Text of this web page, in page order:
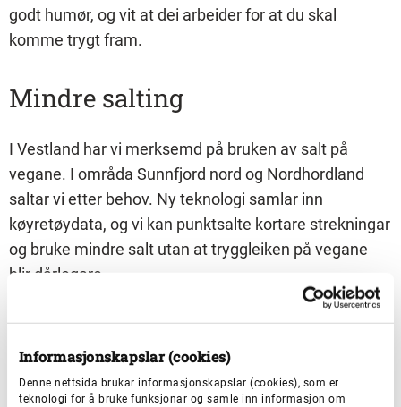
Informasjonskapslar (cookies)
Denne nettsida brukar informasjonskapslar (cookies), som er
teknologi for å bruke funksjonar og samle inn informasjon om
godt humør, og vit at dei arbeider for at du skal
komme trygt fram.
Mindre salting
I Vestland har vi merksemd på bruken av salt på
vegane. I områda Sunnfjord nord og Nordhordland
saltar vi etter behov. Ny teknologi samlar inn
køyretøydata, og vi kan punktsalte kortare strekningar
og bruke mindre salt utan at tryggleiken på vegane
blir dårlegare.
Vi jobbar og så godt som mogleg med vegane i
førekant, slik at vi ikkje må bruke mykje salt på tjukk is
som allereie har lagt seg. Behovsprøvd salting vil bli
innført i heile fylket etterkvart.